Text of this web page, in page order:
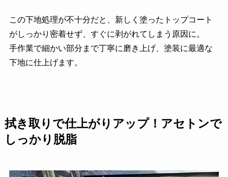
この下地処理が不十分だと、新しく塗ったトップコート
がしっかり密着せず、すぐに剥がれてしまう原因に。
手作業で細かい部分まで丁寧に磨き上げ、塗装に最適な
下地に仕上げます。
拭き取りで仕上がりアップ！アセトンで
しっかり脱脂